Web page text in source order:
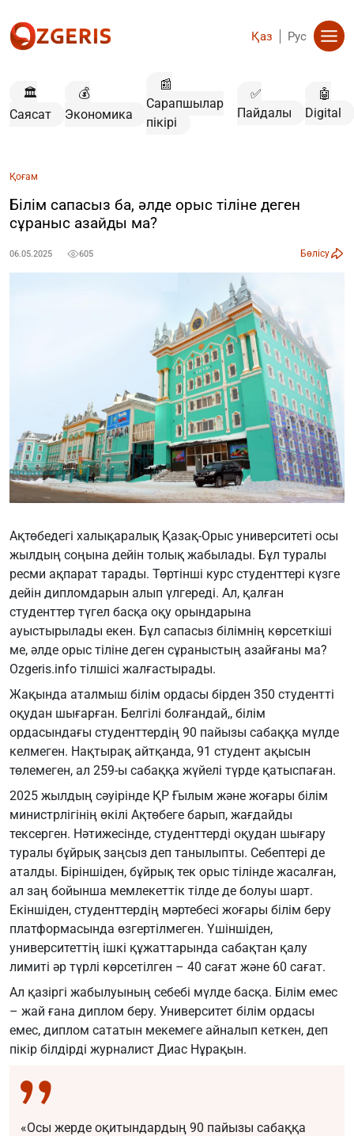
Қаз Рус
🏛️
Саясат
💰
Экономика
📰
Сарапшылар
пікірі
✅
Пайдалы
🤖
Digital
Қоғам
Білім сапасыз ба, әлде орыс тіліне деген
сұраныс азайды ма?
06.05.2025 605 Бөлісу
Ақтөбедегі халықаралық Қазақ-Орыс университеті осы
жылдың соңына дейін толық жабылады. Бұл туралы
ресми ақпарат тарады. Төртінші курс студенттері күзге
дейін дипломдарын алып үлгереді. Ал, қалған
студенттер түгел басқа оқу орындарына
ауыстырылады екен. Бұл сапасыз білімнің көрсеткіші
ме, әлде орыс тіліне деген сұраныстың азайғаны ма?
Ozgeris.info тілшісі жалғастырады.
Жақында аталмыш білім ордасы бірден 350 студентті
оқудан шығарған. Белгілі болғандай,, білім
ордасындағы студенттердің 90 пайызы сабаққа мүлде
келмеген. Нақтырақ айтқанда, 91 студент ақысын
төлемеген, ал 259-ы сабаққа жүйелі түрде қатыспаған.
2025 жылдың сәуірінде ҚР Ғылым және жоғары білім
министрлігінің өкілі Ақтөбеге барып, жағдайды
тексерген. Нәтижесінде, студенттерді оқудан шығару
туралы бұйрық заңсыз деп танылыпты. Себептері де
аталды. Біріншіден, бұйрық тек орыс тілінде жасалған,
ал заң бойынша мемлекеттік тілде де болуы шарт.
Екіншіден, студенттердің мәртебесі жоғары білім беру
платформасында өзгертілмеген. Үшіншіден,
университеттің ішкі құжаттарында сабақтан қалу
лимиті әр түрлі көрсетілген – 40 сағат және 60 сағат.
Ал қазіргі жабылуының себебі мүлде басқа. Білім емес
– жай ғана диплом беру. Университет білім ордасы
емес, диплом сататын мекемеге айналып кеткен, деп
пікір білдірді журналист Диас Нұрақын.
«Осы жерде оқитындардың 90 пайызы сабаққа